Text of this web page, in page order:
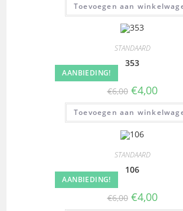
Toevoegen aan
AANBIEDING!
STANDAARD
353
€6,00 €4,00
Toevoegen aan
AANBIEDING!
STANDAARD
106
€6,00 €4,00